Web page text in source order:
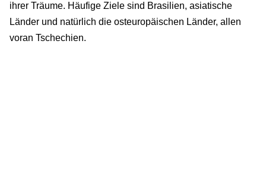
ihrer Träume. Häufige Ziele sind Brasilien, asiatische
Länder und natürlich die osteuropäischen Länder, allen
voran Tschechien.